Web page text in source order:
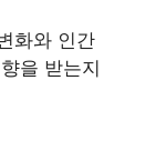
화와 인간
을 받는지